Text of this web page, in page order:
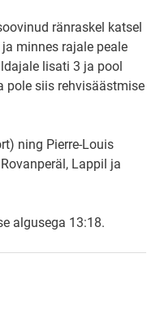
ränraskel katsel
minnes rajale peale
lisati 3 ja pool
pole siis rehvisäästmise
ning Pierre-Louis
Lappil ja
algusega 13:18.